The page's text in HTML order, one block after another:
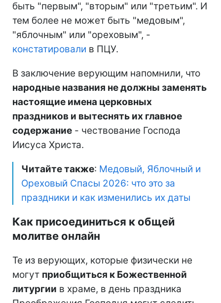
быть "первым", "вторым" или "третьим". И
тем более не может быть "медовым",
"яблочным" или "ореховым", -
констатировали в ПЦУ.
В заключение верующим напомнили, что
народные названия не должны заменять
настоящие имена церковных
праздников и вытеснять их главное
содержание - чествование Господа
Иисуса Христа.
Читайте также: Медовый, Яблочный и
Ореховый Спасы 2026: что это за
праздники и как изменились их даты
Как присоединиться к общей
молитве онлайн
Те из верующих, которые физически не
могут приобщиться к Божественной
литургии в храме, в день праздника